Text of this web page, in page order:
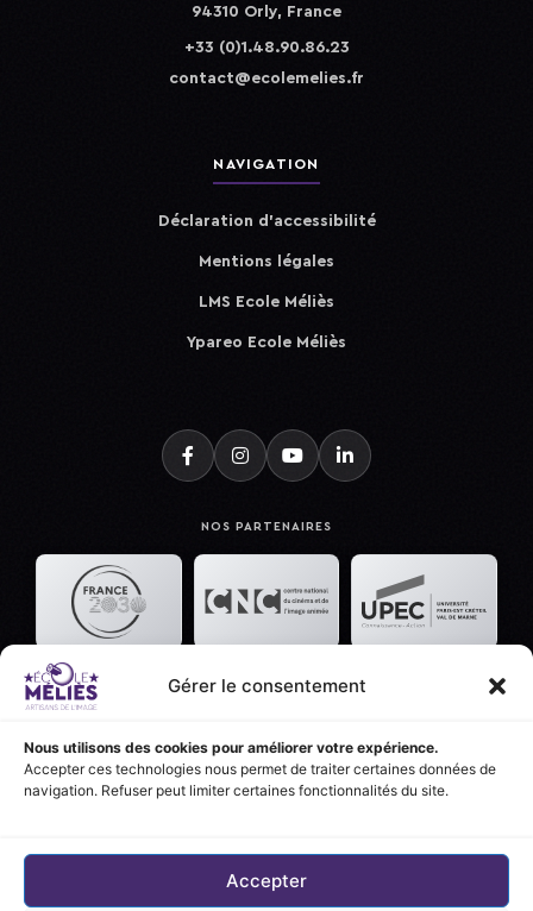
Gérer le consentement
Nous utilisons des cookies pour améliorer votre expérience.
Accepter ces technologies nous permet de traiter certaines données de
navigation. Refuser peut limiter certaines fonctionnalités du site.
Accepter
94310 Orly, France
+33 (0)1.48.90.86.23
contact@ecolemelies.fr
NAVIGATION
Déclaration d'accessibilité
Mentions légales
LMS Ecole Méliès
Ypareo Ecole Méliès
NOS PARTENAIRES